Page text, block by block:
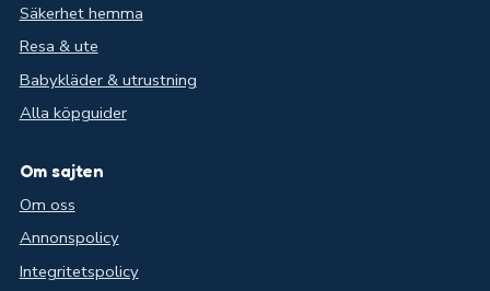
Säkerhet hemma
Resa & ute
Babykläder & utrustning
Alla köpguider
Om sajten
Om oss
Annonspolicy
Integritetspolicy